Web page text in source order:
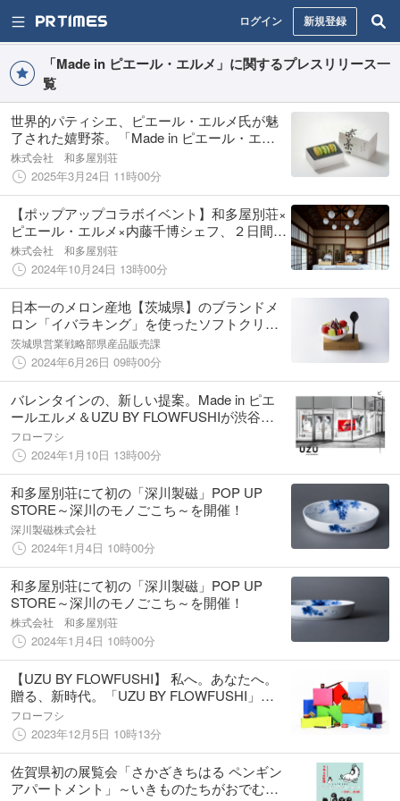
ログイン 新規登録
「Made in ピエール・エルメ」に関するプレスリリース一
覧
世界的パティシエ、ピエール・エルメ氏が魅
了された嬉野茶。「Made in ピエール・エル
メ 和多屋別荘」から、無農薬・有機栽培の嬉
野茶マカロン3種を詰め合せたオリジナルボッ
クスが新発売。
株式会社 和多屋別荘
2025年3月24日 11時00分
【ポップアップコラボイベント】和多屋別荘×
ピエール・エルメ×内藤千博シェフ、２日間限
りのスペシャルアフタヌーンティー！東京・
青山「SALON DE THÉ HEAVEN」にて、11
月9日と10日に開催
株式会社 和多屋別荘
2024年10月24日 13時00分
日本一のメロン産地【茨城県】のブランドメ
ロン「イバラキング」を使ったソフトクリー
ムが「Made in ピエール・エルメ 丸の内」に
初登場！
茨城県営業戦略部県産品販売課
2024年6月26日 09時00分
バレンタインの、新しい提案。Made in ピエ
ールエルメ＆UZU BY FLOWFUSHIが渋谷
PARCOにて2024年1月15日〜21日の期間限定
バレンタインショップをオープン。
フローフシ
2024年1月10日 13時00分
和多屋別荘にて初の「深川製磁」POP UP
STORE～深川のモノごこち～を開催！
深川製磁株式会社
2024年1月4日 10時00分
和多屋別荘にて初の「深川製磁」POP UP
STORE～深川のモノごこち～を開催！
株式会社 和多屋別荘
2024年1月4日 10時00分
【UZU BY FLOWFUSHI】 私へ。あなたへ。
贈る、新時代。「UZU BY FLOWFUSHI」が
『Made in ピエール・エルメ』と彩るプレイ
フルなバレンタインを。
フローフシ
2023年12月5日 10時13分
佐賀県初の展覧会「さかざきちはる ペンギン
アパートメント」～いきものたちがおでむか